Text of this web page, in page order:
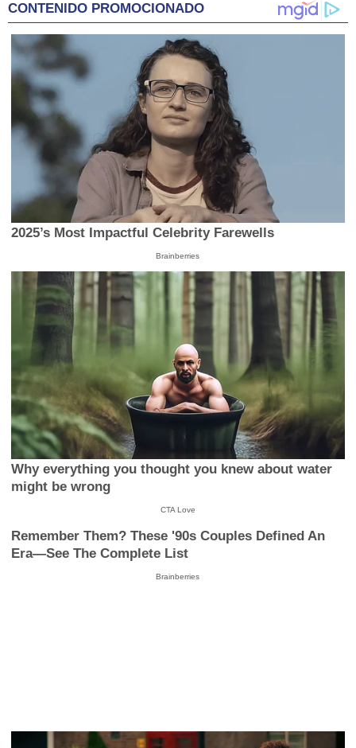
minutes,
18
seconds
CONTENIDO PROMOCIONADO
2025’s Most Impactful Celebrity Farewells
Brainberries
Why everything you thought you knew about water
might be wrong
CTA Love
Remember Them? These '90s Couples Defined An
Era—See The Complete List
Brainberries